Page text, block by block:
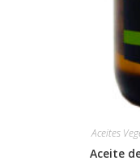
Aceites
Aceite